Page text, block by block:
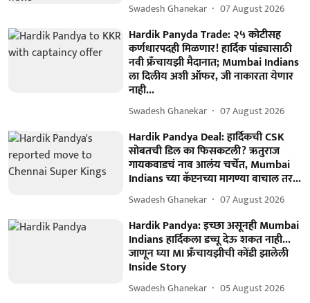
Swadesh Ghanekar 07 August 2026
Hardik Panyda Trade: २५ कोटीसह
कर्णधारपदही मिळणार! हार्दिक पांड्यासाठी
नवी फ्रँचायझी मैदानात; Mumbai Indians
ला दिलीय अशी ऑफर, जी नाकारता येणार
नाही...
Swadesh Ghanekar 07 August 2026
Hardik Pandya Deal: हार्दिकची CSK
सोबतची डिल का फिसकटली? ऋतुराज
गायकवाडचं नाव आलंय चर्चेत, Mumbai
Indians च्या कॅप्टनच्या मागण्या वाचाल तर...
Swadesh Ghanekar 07 August 2026
Hardik Pandya: इच्छा असूनही Mumbai
Indians हार्दिकला डच्चू देऊ शकत नाही...
जाणून घ्या MI फ्रँचायझीची कोंडी झालेली
Inside Story
Swadesh Ghanekar 05 August 2026